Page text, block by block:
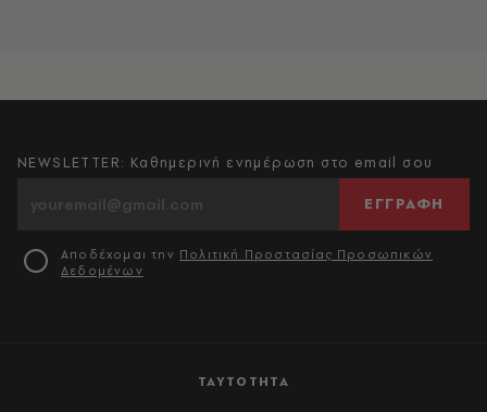
ΤΑΥΤΟΤΗΤΑ
NEWSLETTER: Καθημερινή ενημέρωση στο email σου
ΕΓΓΡΑΦΗ
Αποδέχομαι την Πολιτική Προστασίας Προσωπικών
Δεδομένων